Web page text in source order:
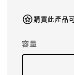
購買此產品
容量